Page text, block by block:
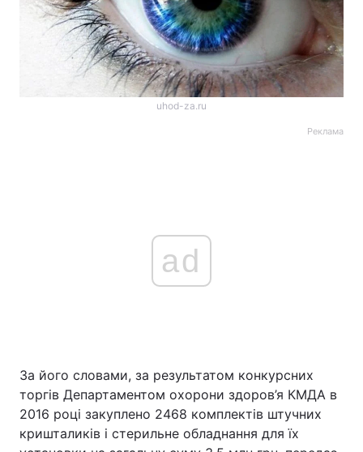
uhod-za.ru
Реклама
ad
За його словами, за результатом конкурсних
торгів Департаментом охорони здоров’я КМДА в
2016 році закуплено 2468 комплектів штучних
кришталиків і стерильне обладнання для їх